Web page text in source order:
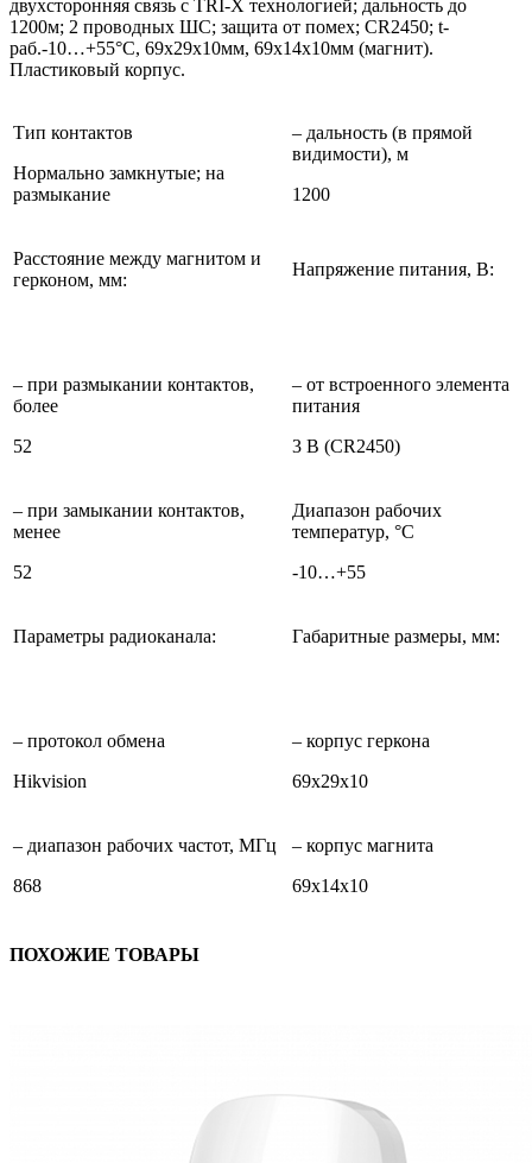
двухсторонняя связь с TRI-X технологией; дальность до
1200м; 2 проводных ШС; защита от помех; CR2450; t-
раб.-10…+55°C, 69х29х10мм, 69х14х10мм (магнит).
Пластиковый корпус.
Тип контактов
Нормально замкнутые; на
размыкание
– дальность (в прямой
видимости), м
1200
Расстояние между магнитом и
герконом, мм:
Напряжение питания, B:
– при размыкании контактов,
более
52
– от встроенного элемента
питания
3 В (CR2450)
– при замыкании контактов,
менее
52
Диапазон рабочих
температур, °С
-10…+55
Параметры радиоканала: Габаритные размеры, мм:
– протокол обмена
Hikvision
– корпус геркона
69х29х10
– диапазон рабочих частот, МГц
868
– корпус магнита
69х14х10
ПОХОЖИЕ ТОВАРЫ